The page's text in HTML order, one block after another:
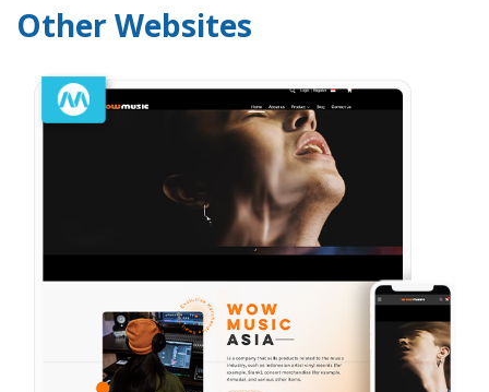
Other Websites